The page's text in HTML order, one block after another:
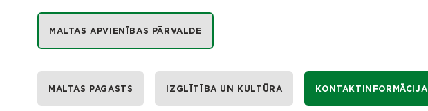
MALTAS APVIENĪBAS PĀRVALDE
MALTAS PAGASTS IZGLĪTĪBA UN KULTŪRA KONTAKTINFORMĀCIJA